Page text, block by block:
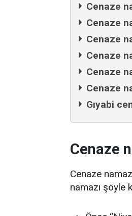
Cenaze
Cenaze
Cenaze
Cenaze
Cenaze
Cenaze
Gıyabi
Cenaze
Cenaze
namazı şöyle